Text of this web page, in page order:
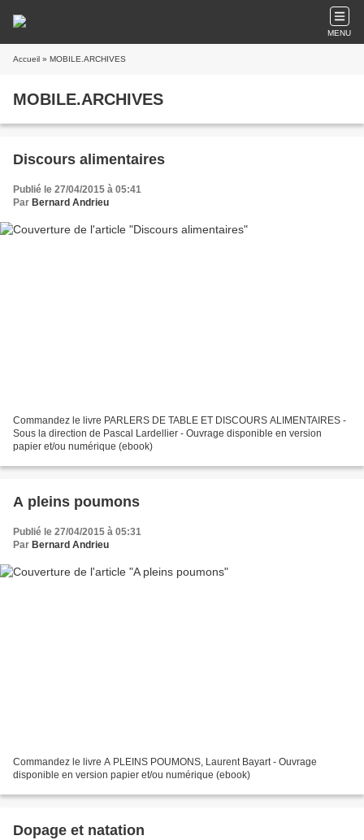
MENU
Accueil » MOBILE.ARCHIVES
MOBILE.ARCHIVES
Discours alimentaires
Publié le 27/04/2015 à 05:41
Par Bernard Andrieu
Commandez le livre PARLERS DE TABLE ET DISCOURS ALIMENTAIRES -
Sous la direction de Pascal Lardellier - Ouvrage disponible en version
papier et/ou numérique (ebook)
A pleins poumons
Publié le 27/04/2015 à 05:31
Par Bernard Andrieu
Commandez le livre A PLEINS POUMONS, Laurent Bayart - Ouvrage
disponible en version papier et/ou numérique (ebook)
Dopage et natation